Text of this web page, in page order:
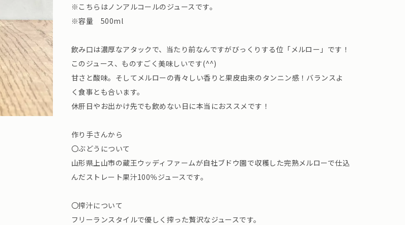
※こちらはノンアルコールのジュースです。
※容量 500ml
飲み口は濃厚なアタックで、当たり前なんですがびっくりする位「メルロー」です！
このジュース、ものすごく美味しいです(^^)
甘さと酸味。そしてメルローの青々しい香りと果皮由来のタンニン感！バランスよ
く食事とも合います。
休肝日やお出かけ先でも飲めない日に本当におススメです！
作り手さんから
〇ぶどうについて
山形県上山市の蔵王ウッディファームが自社ブドウ園で収穫した完熟メルローで仕込
んだストレート果汁100％ジュースです。
〇搾汁について
フリーランスタイルで優しく搾った贅沢なジュースです。